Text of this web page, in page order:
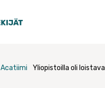
Acatiimi
Yliopistoilla oli loistava